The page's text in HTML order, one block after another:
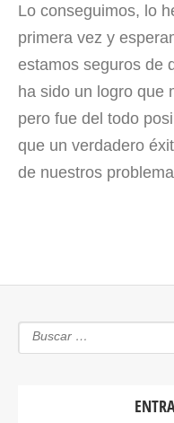
Lo conseguimos, lo
primera vez y
estamos seguros de
ha sido un logro que
pero fue del todo
que un verdadero
de nuestros